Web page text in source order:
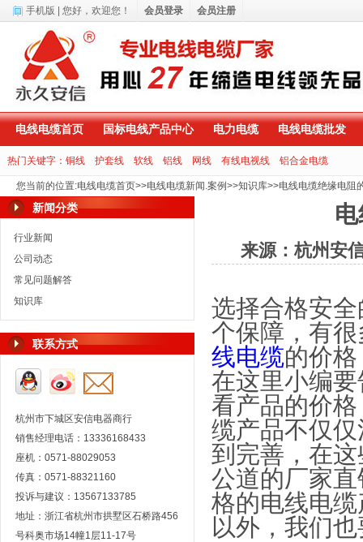
电线电缆首页 国标电线产品中心 电力电缆 电线电缆批发
热门关键字： 铜线 护套线 软线 铝线 网线 有线电视线 铝合金电缆
您当前的位置:电线电缆首页>>电线电缆新闻.案例>>知识库>>电线电缆绝缘电阻
新闻分类
行业新闻
公司动态
常见问题解答
知识库
联系方式
杭州市下城区安信电器商行
销售经理电话：13336168433
座机：0571-88029053
传真：0571-88321160
投诉与建议：13567133785
地址：浙江省杭州市拱墅区石桥路456
号科奥市场14幢1层11-17号
来源：杭州安
选择合格安
个保障，有
线电缆的价
在这里小编
看产品的价
缆产品不仅
到完善，在
公道的厂家
格的电线电
以外，我们
手机版 | 您好， 欢迎您！ 会员登录 会员注册